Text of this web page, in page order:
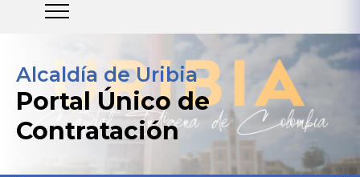
Alcaldía de Uribia
Portal Único de
Contratación